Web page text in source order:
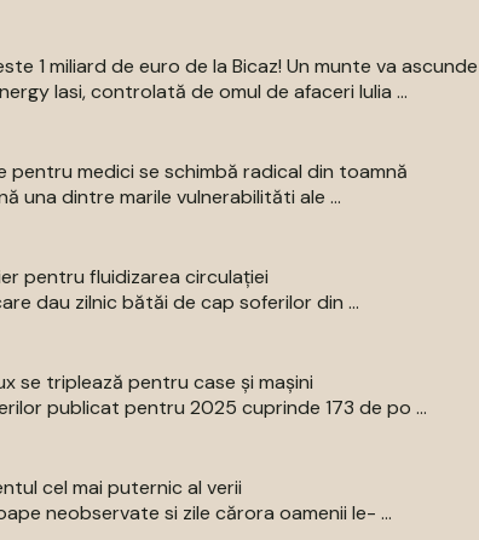
1 miliard de euro de la Bicaz! Un munte va
Iasi, controlată de omul de afaceri Iulia ...
pentru medici se schimbă radical din toamnă
una dintre marile vulnerabilităti ale ...
pentru fluidizarea circulației
dau zilnic bătăi de cap soferilor din ...
se triplează pentru case și mașini
publicat pentru 2025 cuprinde 173 de po ...
cel mai puternic al verii
neobservate si zile cărora oamenii le- ...